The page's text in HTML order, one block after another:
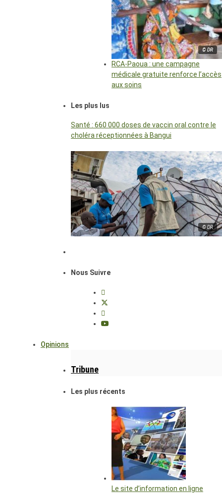
© DR
RCA-Paoua : une campagne
médicale gratuite renforce l’accès
aux soins
Les plus lus
Santé : 660 000 doses de vaccin oral contre le
choléra réceptionnées à Bangui
© DR
Nous Suivre
Opinions
Tribune
Les plus récents
Le site d’information en ligne